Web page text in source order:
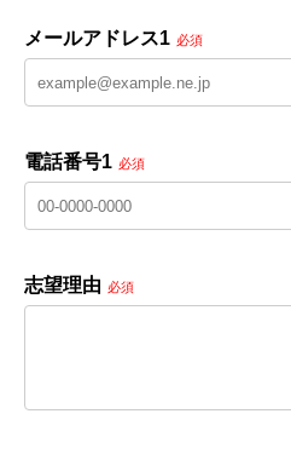
メールアドレス1 必須
電話番号1 必須
志望理由 必須